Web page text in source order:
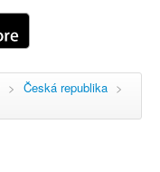
> Česká republika >